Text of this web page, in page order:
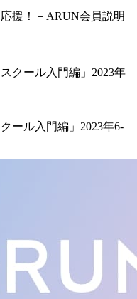
援！－ARUN会員説明
ール入門編」2023年6-